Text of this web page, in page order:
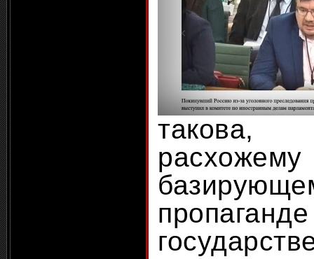
такова,
пропаганде